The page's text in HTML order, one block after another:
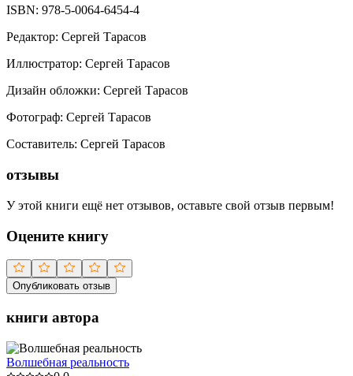
ISBN: 978-5-0064-6454-4
Редактор: Сергей Тарасов
Иллюстратор: Сергей Тарасов
Дизайн обложки: Сергей Тарасов
Фотограф: Сергей Тарасов
Составитель: Сергей Тарасов
отзывы
У этой книги ещё нет отзывов, оставьте свой отзыв первым!
Оцените книгу
Опубликовать отзыв
книги автора
Волшебная реальность